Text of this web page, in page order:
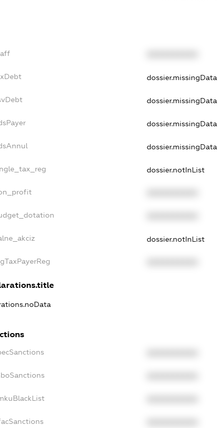
dossier.missingData
dossier.missingData
dossier.missingData
dossier.missingData
dossier.notInList
dossier.notInList